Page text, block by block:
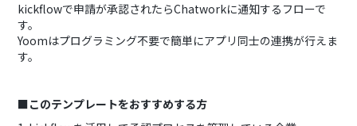
kickflowで申請が承認されたらChatworkに通知するフローで
す。
Yoomはプログラミング不要で簡単にアプリ同士の連携が行えま
す。
■このテンプレートをおすすめする方